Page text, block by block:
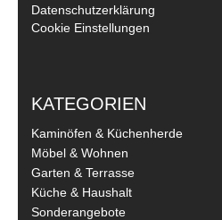
Datenschutzerklärung
Cookie Einstellungen
KATEGORIEN
Kaminöfen & Küchenherde
Möbel & Wohnen
Garten & Terrasse
Küche & Haushalt
Sonderangebote